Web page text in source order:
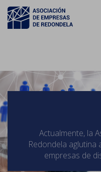
Actualmente, la
Redondela aglutina
empresas de